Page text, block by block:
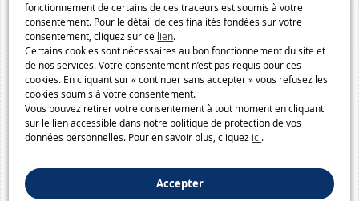
fonctionnement de certains de ces traceurs est soumis à votre
consentement. Pour le détail de ces finalités fondées sur votre
consentement, cliquez sur ce lien.
Certains cookies sont nécessaires au bon fonctionnement du site et
de nos services. Votre consentement n’est pas requis pour ces
cookies. En cliquant sur « continuer sans accepter » vous refusez les
cookies soumis à votre consentement.
Vous pouvez retirer votre consentement à tout moment en cliquant
sur le lien accessible dans notre politique de protection de vos
données personnelles. Pour en savoir plus, cliquez ici.
Accepter